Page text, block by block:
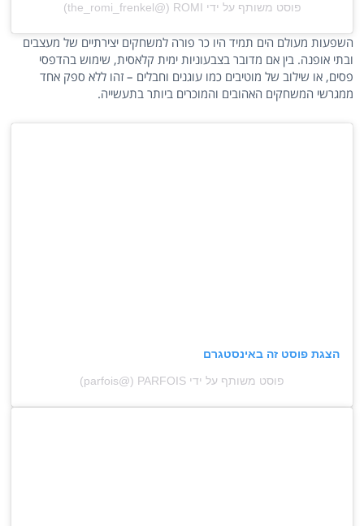
פוסט משותף על ידי ‏‎ROMI‎‏ (@‏‎the_romi_frenkel‎‏)
השפעות מעולם הים תמיד היו כר פורה למשחקים יצירתיים של מעצבים
ובתי אופנה. בין אם מדובר בצבעוניות ימית קלאסית, שימוש בהדפסי
פסים, או שילוב של מוטיבים כמו עוגנים וחבלים – זהו ללא ספק אחד
ממגרשי המשחקים האהובים והמוכרים ביותר בתעשייה.
הצגת פוסט זה באינסטגרם
פוסט משותף על ידי ‏‎PARFOIS‎‏ (@‏‎parfois‎‏)